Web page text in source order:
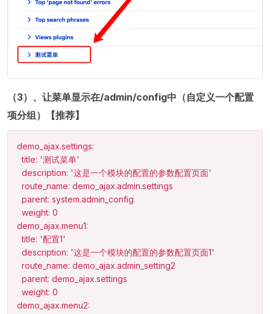
（3）、让菜单显示在/admin/config中（自定义一个配置
项分组）【推荐】
demo_ajax.settings:
  title: '测试菜单'
  description: '这是一个模块的配置的参数配置页面'
  route_name: demo_ajax.admin.settings
  parent: system.admin_config
  weight: 0
demo_ajax.menu1:
  title: '配置1'
  description: '这是一个模块的配置的参数配置页面1'
  route_name: demo_ajax.admin_setting2
  parent: demo_ajax.settings
  weight: 0
demo_ajax.menu2: